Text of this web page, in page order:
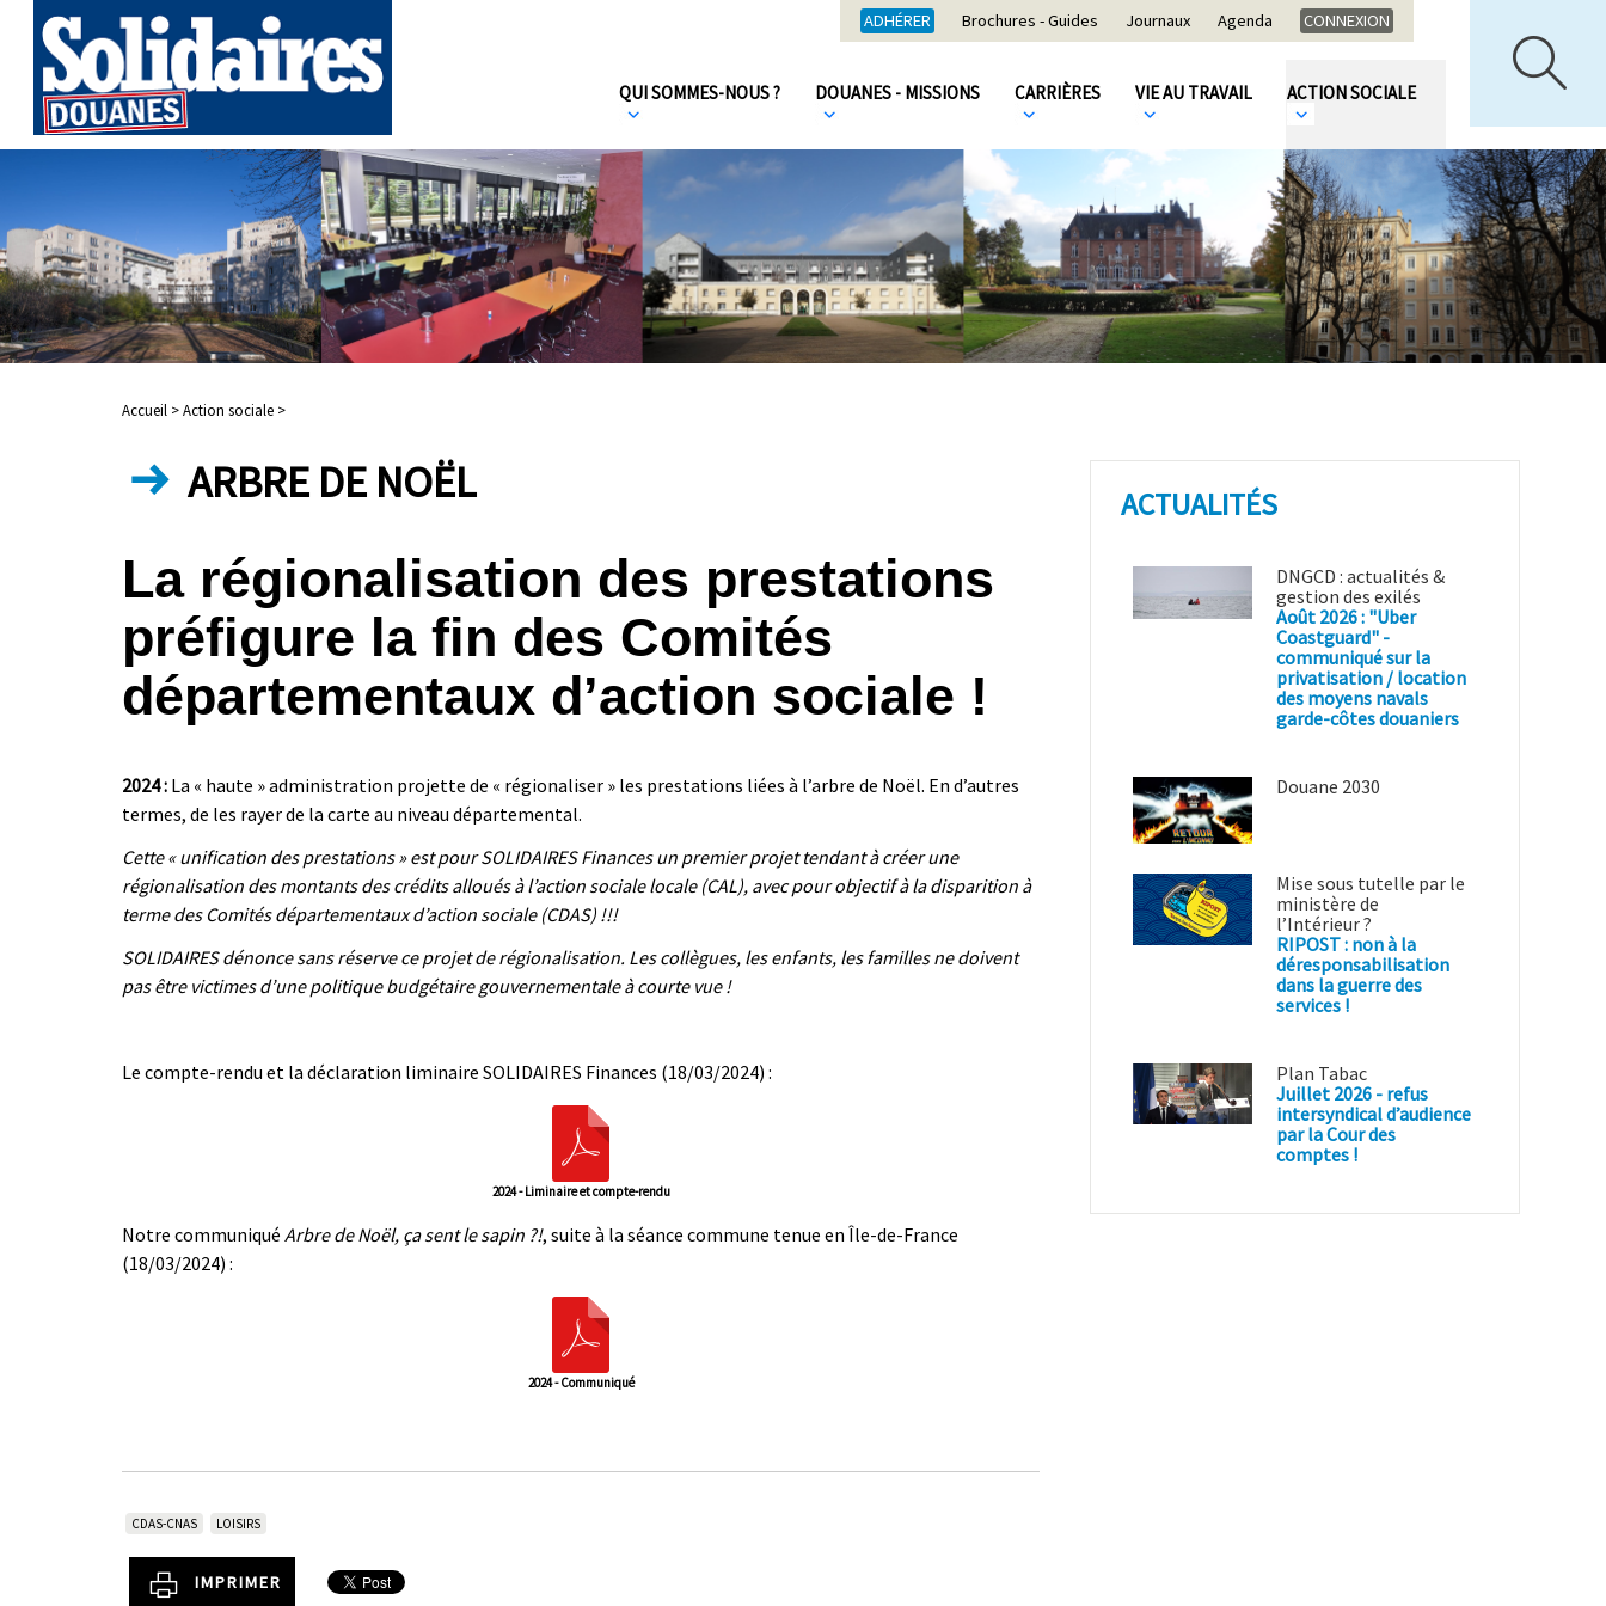
ADHÉRER Brochures - Guides Journaux Agenda CONNEXION
QUI SOMMES-NOUS ? DOUANES - MISSIONS CARRIÈRES VIE AU TRAVAIL ACTION SOCIALE
Accueil >Action sociale >
ARBRE DE NOËL
La régionalisation des prestations
préfigure la fin des Comités
départementaux d’action sociale !
2024 : La « haute » administration projette de « régionaliser » les prestations liées à l’arbre de Noël. En d’autres
termes, de les rayer de la carte au niveau départemental.
Cette « unification des prestations » est pour SOLIDAIRES Finances un premier projet tendant à créer une
régionalisation des montants des crédits alloués à l’action sociale locale (CAL), avec pour objectif à la disparition à
terme des Comités départementaux d’action sociale (CDAS) !!!
SOLIDAIRES dénonce sans réserve ce projet de régionalisation. Les collègues, les enfants, les familles ne doivent
pas être victimes d’une politique budgétaire gouvernementale à courte vue !
Le compte-rendu et la déclaration liminaire SOLIDAIRES Finances (18/03/2024) :
2024 - Liminaire et compte-rendu
Notre communiqué Arbre de Noël, ça sent le sapin ?!, suite à la séance commune tenue en Île-de-France
(18/03/2024) :
2024 - Communiqué
CDAS-CNAS LOISIRS
IMPRIMER
ACTUALITÉS
DNGCD : actualités &
gestion des exilés
Août 2026 : "Uber
Coastguard" -
communiqué sur la
privatisation / location
des moyens navals
garde-côtes douaniers
Douane 2030
Mise sous tutelle par le
ministère de
l’Intérieur ?
RIPOST : non à la
déresponsabilisation
dans la guerre des
services !
Plan Tabac
Juillet 2026 - refus
intersyndical d’audience
par la Cour des
comptes !